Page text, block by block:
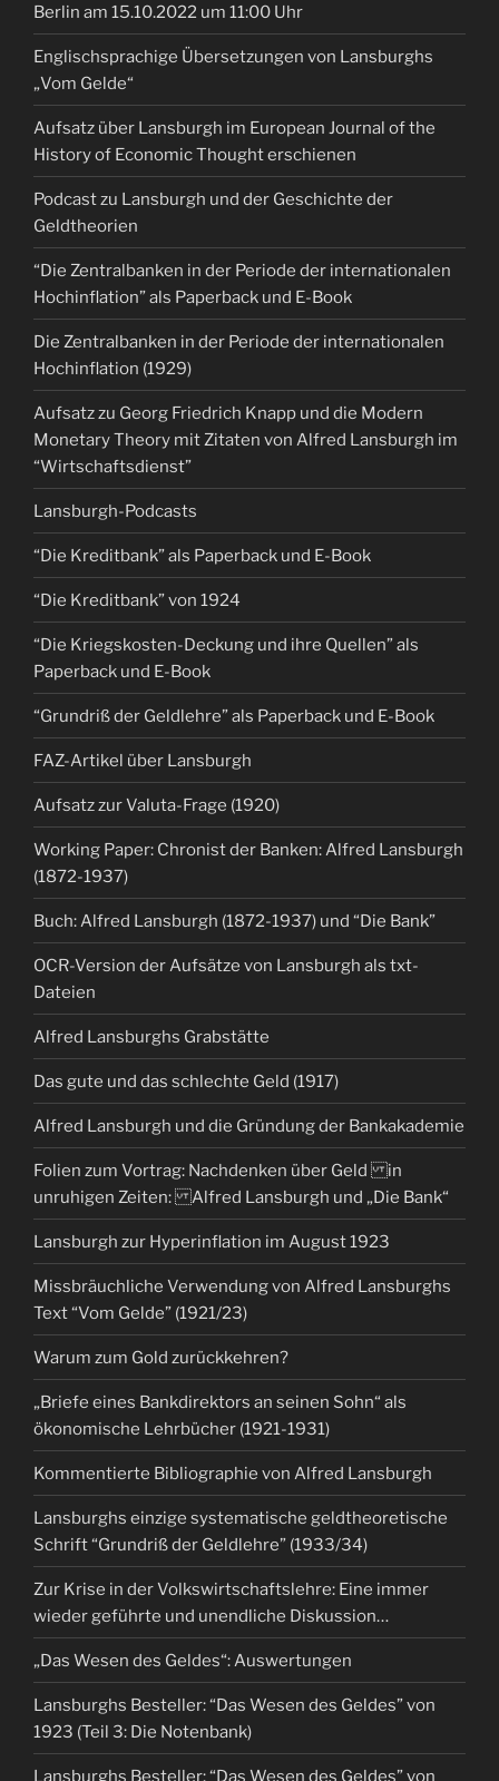
Berlin am 15.10.2022 um 11:00 Uhr
Englischsprachige Übersetzungen von Lansburghs
„Vom Gelde“
Aufsatz über Lansburgh im European Journal of the
History of Economic Thought erschienen
Podcast zu Lansburgh und der Geschichte der
Geldtheorien
“Die Zentralbanken in der Periode der internationalen
Hochinflation” als Paperback und E-Book
Die Zentralbanken in der Periode der internationalen
Hochinflation (1929)
Aufsatz zu Georg Friedrich Knapp und die Modern
Monetary Theory mit Zitaten von Alfred Lansburgh im
“Wirtschaftsdienst”
Lansburgh-Podcasts
“Die Kreditbank” als Paperback und E-Book
“Die Kreditbank” von 1924
“Die Kriegskosten-Deckung und ihre Quellen” als
Paperback und E-Book
“Grundriß der Geldlehre” als Paperback und E-Book
FAZ-Artikel über Lansburgh
Aufsatz zur Valuta-Frage (1920)
Working Paper: Chronist der Banken: Alfred Lansburgh
(1872-1937)
Buch: Alfred Lansburgh (1872-1937) und “Die Bank”
OCR-Version der Aufsätze von Lansburgh als txt-
Dateien
Alfred Lansburghs Grabstätte
Das gute und das schlechte Geld (1917)
Alfred Lansburgh und die Gründung der Bankakademie
Folien zum Vortrag: Nachdenken über Geld in
unruhigen Zeiten: Alfred Lansburgh und „Die Bank“
Lansburgh zur Hyperinflation im August 1923
Missbräuchliche Verwendung von Alfred Lansburghs
Text “Vom Gelde” (1921/23)
Warum zum Gold zurückkehren?
„Briefe eines Bankdirektors an seinen Sohn“ als
ökonomische Lehrbücher (1921-1931)
Kommentierte Bibliographie von Alfred Lansburgh
Lansburghs einzige systematische geldtheoretische
Schrift “Grundriß der Geldlehre” (1933/34)
Zur Krise in der Volkswirtschaftslehre: Eine immer
wieder geführte und unendliche Diskussion…
„Das Wesen des Geldes“: Auswertungen
Lansburghs Besteller: “Das Wesen des Geldes” von
1923 (Teil 3: Die Notenbank)
Lansburghs Besteller: “Das Wesen des Geldes” von